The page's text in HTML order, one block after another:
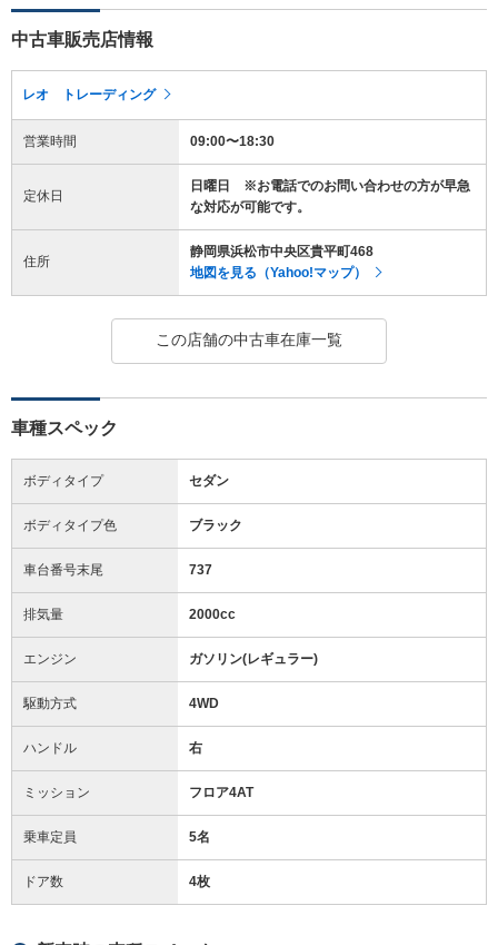
中古車販売店情報
レオ トレーディング
営業時間 09:00〜18:30
定休日
日曜日 ※お電話でのお問い合わせの方が早急
な対応が可能です。
住所
静岡県浜松市中央区貴平町468
地図を見る（Yahoo!マップ）
この店舗の中古車在庫一覧
車種スペック
ボディタイプ セダン
ボディタイプ色 ブラック
車台番号末尾 737
排気量 2000cc
エンジン ガソリン(レギュラー)
駆動方式 4WD
ハンドル 右
ミッション フロア4AT
乗車定員 5名
ドア数 4枚